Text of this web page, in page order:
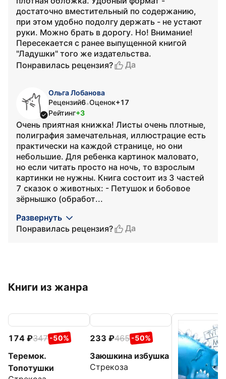
достаточно вместительный по содержанию,
при этом удобно подолгу держать - не устают
руки. Можно брать в дорогу. Но! Внимание!
Пересекается с ранее выпущенной книгой
"Ладушки" того же издательства.
Понравилась рецензия?
Да
Ольга Лобанова
Рецензий6•Оценок+17
Рейтинг+3
Очень приятная книжка! Листы очень плотные,
полиграфия замечательная, иллюстрацие есть
практически на каждой странице, но они
небольшие. Для ребенка картинок маловато,
но если читать просто на ночь, то взрослым
картинки не нужны. Книга состоит из 3 частей
7 сказок о животных: - Петушок и бобовое
зёрнышко (обработ...
Развернуть
Понравилась рецензия?
Да
Книги из жанра
174 347 -50%
Теремок.
Топотушки
233 465 -50%
Заюшкина избушка
Стрекоза